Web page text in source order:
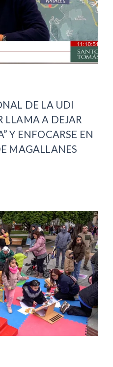
DE LA UDI
LLAMA A DEJAR
Y ENFOCARSE EN
MAGALLANES